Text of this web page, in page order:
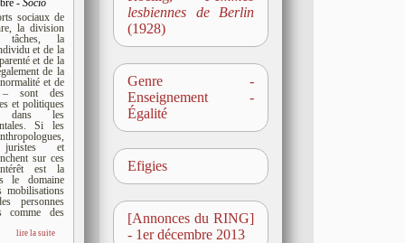
lesbiennes de Berlin
(1928)
Genre -
Enseignement -
Égalité
Efigies
[Annonces du RING]
- 1er décembre 2013
-Socio
sociaux de
la division
tâches, la
et de la
et de la
de la
et de
– sont des
et politiques
dans les
Si les
juristes et
sur ces
est la
le domaine
mobilisations
personnes
comme des
lire la suite